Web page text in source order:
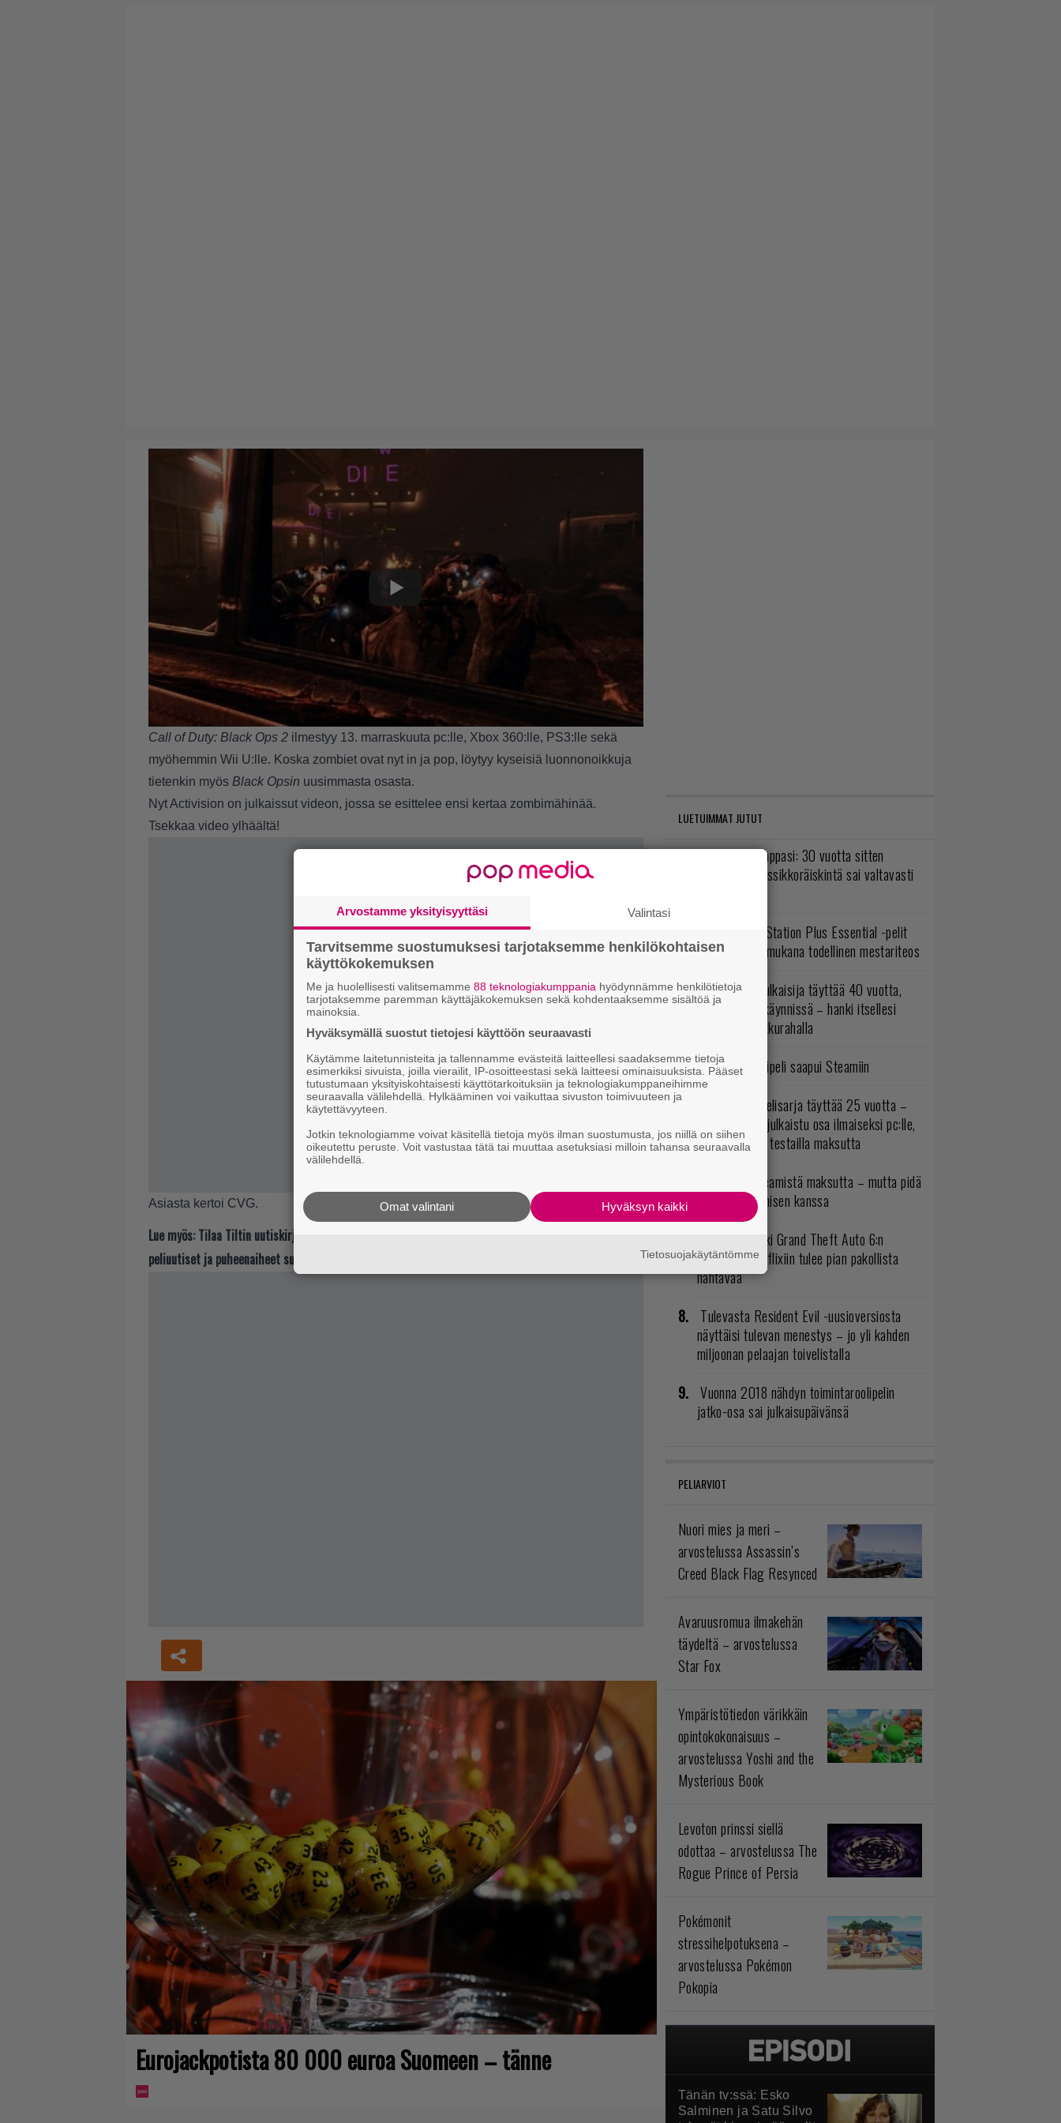
Call of Duty: Black Ops 2 ilmestyy 13. marraskuuta pc:lle, Xbox 360:lle, PS3:lle sekä
myöhemmin Wii U:lle. Koska zombiet ovat nyt in ja pop, löytyy kyseisiä luonnonoikkuja
tietenkin myös Black Opsin uusimmasta osasta.
Nyt Activision on julkaissut videon, jossa se esittelee ensi kertaa zombimähinää.
Tsekkaa video ylhäältä!
Asiasta kertoi CVG.
Lue myös: Tilaa Tiltin uutiskirje ja tiedät mistä kahvitauolla puhutaan! Nappaa ajankohtaiset
peliuutiset ja puheenaiheet suoraan sähköpostiin tästä.
Eurojackpotista 80 000 euroa Suomeen – tänne
LUETUIMMAT JUTUT
No johan pomppasi: 30 vuotta sitten
ilmestynyt klassikkoräiskintä sai valtavasti
Elokuun PlayStation Plus Essential -pelit
ilmestyivät – mukana todellinen mestariteos
Rakastettu julkaisija täyttää 40 vuotta,
valtavat alet käynnissä – hanki itsellesi
klassikoita pikkurahalla
Ubisoftin hittipeli saapui Steamiin
Rakastettu pelisarja täyttää 25 vuotta –
vuonna 2012 julkaistu osa ilmaiseksi pc:lle,
muita osia voi testailla maksutta
Loistopeli Steamistä maksutta – mutta pidä
kiirettä lataamisen kanssa
Huomio, kaikki Grand Theft Auto 6:n
odottajat: Netflixiin tulee pian pakollista
nähtävää
Tulevasta Resident Evil -uusioversiosta
näyttäisi tulevan menestys – jo yli kahden
miljoonan pelaajan toivelistalla
Vuonna 2018 nähdyn toimintaroolipelin
jatko-osa sai julkaisupäivänsä
PELIARVIOT
Nuori mies ja meri –
arvostelussa Assassin’s
Creed Black Flag Resynced
Avaruusromua ilmakehän
täydeltä – arvostelussa
Star Fox
Ympäristötiedon värikkäin
opintokokonaisuus –
arvostelussa Yoshi and the
Mysterious Book
Levoton prinssi siellä
odottaa – arvostelussa The
Rogue Prince of Persia
Pokémonit
stressihelpotuksena –
arvostelussa Pokémon
Pokopia
Tänän tv:ssä: Esko
Salminen ja Satu Silvo
Arvostamme yksityisyyttäsi Valintasi
Tarvitsemme suostumuksesi tarjotaksemme henkilökohtaisen
käyttökokemuksen
Me ja huolellisesti valitsemamme 88 teknologiakumppania hyödynnämme henkilötietoja
tarjotaksemme paremman käyttäjäkokemuksen sekä kohdentaaksemme sisältöä ja
mainoksia.
Hyväksymällä suostut tietojesi käyttöön seuraavasti
Käytämme laitetunnisteita ja tallennamme evästeitä laitteellesi saadaksemme tietoja
esimerkiksi sivuista, joilla vierailit, IP-osoitteestasi sekä laitteesi ominaisuuksista. Pääset
tutustumaan yksityiskohtaisesti käyttötarkoituksiin ja teknologiakumppaneihimme
seuraavalla välilehdellä. Hylkääminen voi vaikuttaa sivuston toimivuuteen ja
käytettävyyteen.
Jotkin teknologiamme voivat käsitellä tietoja myös ilman suostumusta, jos niillä on siihen
oikeutettu peruste. Voit vastustaa tätä tai muuttaa asetuksiasi milloin tahansa seuraavalla
välilehdellä.
Hyväksyn kaikki
Omat valintani
Tietosuojakäytäntömme